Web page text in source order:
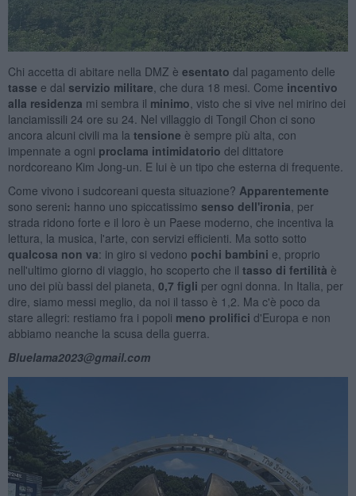
Chi accetta di abitare nella DMZ è esentato dal pagamento delle
tasse e dal servizio militare, che dura 18 mesi. Come incentivo
alla residenza mi sembra il minimo, visto che si vive nel mirino dei
lanciamissili 24 ore su 24. Nel villaggio di Tongil Chon ci sono
ancora alcuni civili ma la tensione è sempre più alta, con
impennate a ogni proclama intimidatorio del dittatore
nordcoreano Kim Jong-un. E lui è un tipo che esterna di frequente.
Come vivono i sudcoreani questa situazione? Apparentemente
sono sereni: hanno uno spiccatissimo senso dell'ironia, per
strada ridono forte e il loro è un Paese moderno, che incentiva la
lettura, la musica, l'arte, con servizi efficienti. Ma sotto sotto
qualcosa non va: in giro si vedono pochi bambini e, proprio
nell'ultimo giorno di viaggio, ho scoperto che il tasso di fertilità è
uno dei più bassi del pianeta, 0,7 figli per ogni donna. In Italia, per
dire, siamo messi meglio, da noi il tasso è 1,2. Ma c'è poco da
stare allegri: restiamo fra i popoli meno prolifici d'Europa e non
abbiamo neanche la scusa della guerra.
Bluelama2023@gmail.com